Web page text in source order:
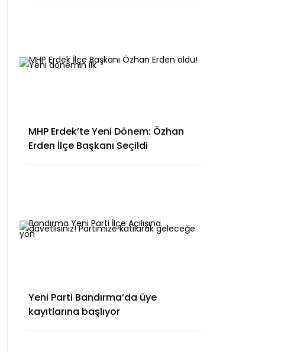
MHP Erdek’te Yeni Dönem: Özhan
Erden İlçe Başkanı Seçildi
Yeni Parti Bandırma’da üye
kayıtlarına başlıyor